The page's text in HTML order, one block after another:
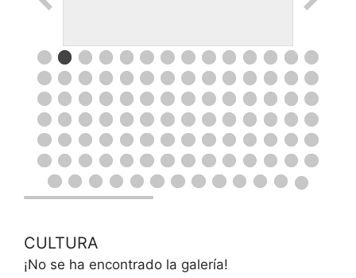
CULTURA
¡No se ha encontrado la galería!